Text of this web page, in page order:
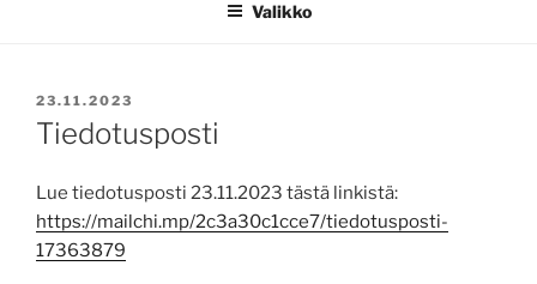
Valikko
JULKAISTU
23.11.2023
Tiedotusposti
Lue tiedotusposti 23.11.2023 tästä linkistä:
https://mailchi.mp/2c3a30c1cce7/tiedotusposti-
17363879